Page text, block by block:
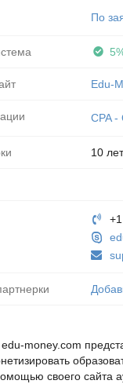
По
Edu-
CPA -
10 лет
money.com
своего сайта